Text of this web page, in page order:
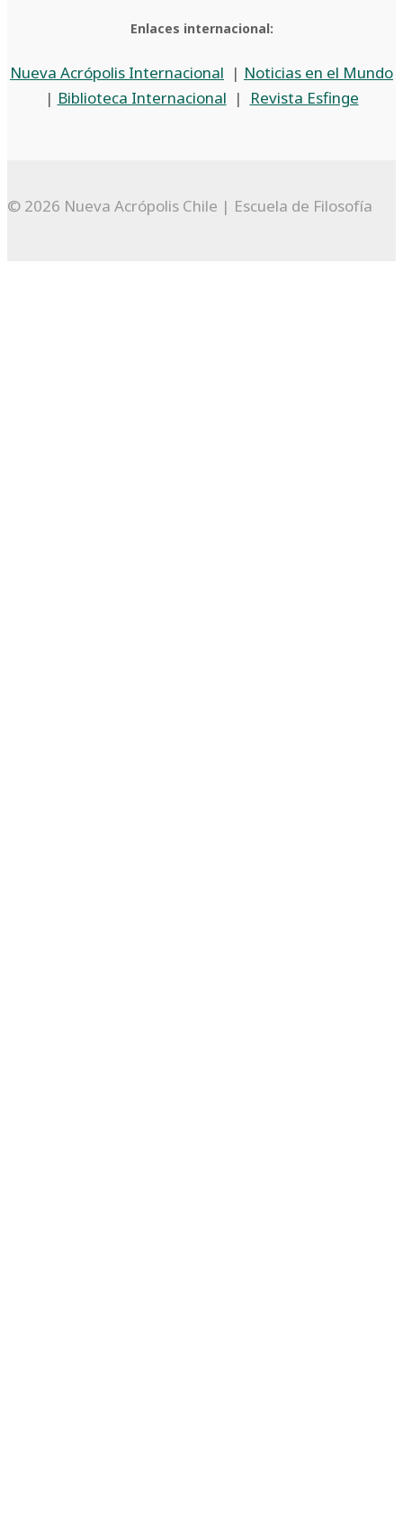
Enlaces internacional:
Nueva Acrópolis Internacional | Noticias en el Mundo
| Biblioteca Internacional | Revista Esfinge
© 2026 Nueva Acrópolis Chile | Escuela de Filosofía